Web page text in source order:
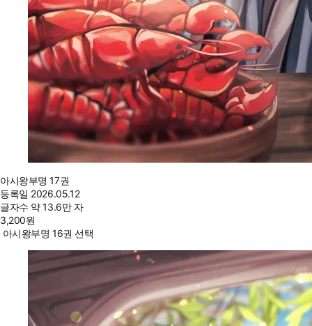
아시왕부명 17권
등록일 2026.05.12
글자수 약 13.6만 자
3,200원
아시왕부명 16권 선택